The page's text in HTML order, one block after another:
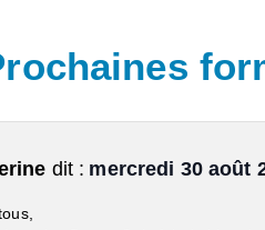
dit : mercredi 30 août